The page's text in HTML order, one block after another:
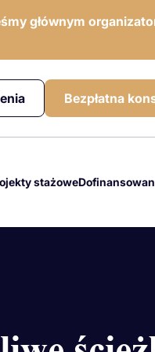
głównym
Bezpłatna
stażowe